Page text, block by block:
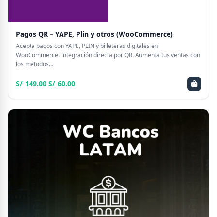
Pagos QR – YAPE, Plin y otros (WooCommerce)
Acepta pagos con YAPE, PLIN y billeteras digitales en
WooCommerce. Integración directa por QR. Aumenta tus ventas con
los métodos…
S/149.00 El
original
era:
S/ 60.00El
actual
es: